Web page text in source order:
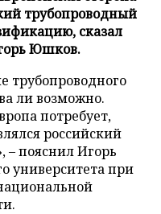
трубопроводный
сказал
Юшков.
трубопроводного
ли возможно.
потребует,
российский
– пояснил Игорь
университета при